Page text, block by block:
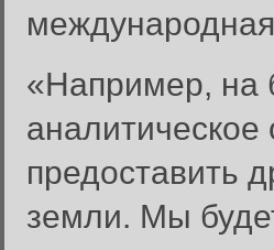
«Например, на
предоставить
земли. Мы